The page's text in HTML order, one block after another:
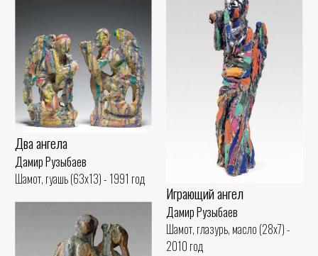
Играющий ангел
Дамир Рузыбаев
Шамот, глазурь, масло (28x7) -
2010 год
Два ангела
Дамир Рузыбаев
Шамот, гуашь (63x13) - 1991 год